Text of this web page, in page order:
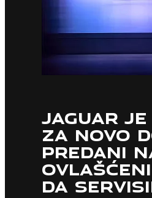
JAGUAR
ZA NOVO
PREDANI
DA